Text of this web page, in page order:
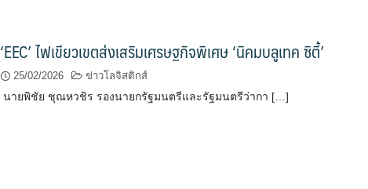
‘EEC’ ไฟเขียวเขตส่งเสริมเศรษฐกิจพิเศษ ‘นิคมบลูเทค ซิตี้’
25/02/2026 ข่าวโลจิสติกส์
นายพิชัย ชุณหวชิร รองนายกรัฐมนตรีและรัฐมนตรีว่ากา […]